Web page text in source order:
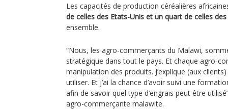
Les capacités de production céréalières
de celles des Etats-Unis et un quart de celles
ensemble.
“Nous, les agro-commerçants du Malawi,
stratégique dans tout le pays. Et chaque agro-
manipulation des produits. J’explique (aux
utiliser. Et j’ai la chance d’avoir suivi une
afin de savoir quel type d’engrais peut être
agro-commerçante malawite.